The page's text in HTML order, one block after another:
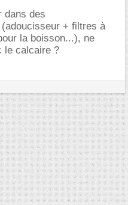
dans des
+ filtres à
la boisson...), ne
le calcaire ?